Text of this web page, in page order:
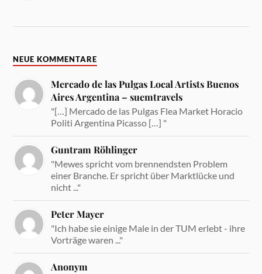
NEUE KOMMENTARE
Mercado de las Pulgas Local Artists Buenos
Aires Argentina – suemtravels
"[…] Mercado de las Pulgas Flea Market Horacio
Politi Argentina Picasso […] "
Guntram Röhlinger
"Mewes spricht vom brennendsten Problem
einer Branche. Er spricht über Marktlücke und
nicht ..."
Peter Mayer
"Ich habe sie einige Male in der TUM erlebt - ihre
Vorträge waren ..."
Anonym